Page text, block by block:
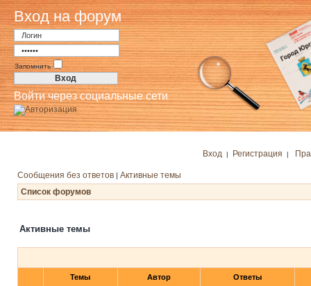
Вход на форум
Запомнить
Войти через социальные сети
Вход | Регистрация |
Сообщения без ответов | Активные темы
Список форумов
Активные темы
Темы Автор Ответы